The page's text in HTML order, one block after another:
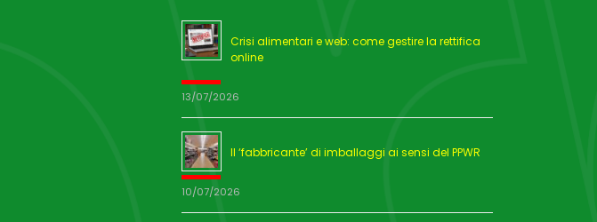
Crisi alimentari e web: come gestire la rettifica
online
13/07/2026
Il ‘fabbricante’ di imballaggi ai sensi del PPWR
10/07/2026